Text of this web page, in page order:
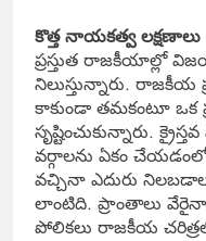
కొత్త నాయకత్వ లక్షణాలు
ప్రస్తుత రాజకీయాల్లో
నిలుస్తున్నారు. రాజకీయ
కాకుండా తమకంటూ ఒక
సృష్టించుకున్నారు.
వర్గాలను ఏకం చేయడంలో
వచ్చినా ఎదురు
లాంటిది. ప్రాంతాలు
పోలికలు రాజకీయ